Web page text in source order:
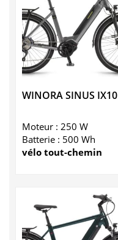
WINORA SINUS IX10
Moteur : 250 W
Batterie : 500 Wh
vélo tout-chemin